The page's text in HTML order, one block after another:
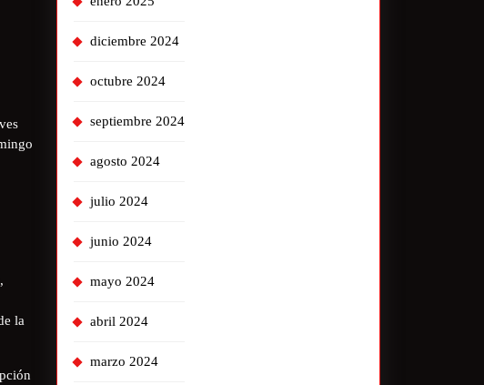
,
la
diciembre 2024
octubre 2024
septiembre 2024
agosto 2024
julio 2024
junio 2024
mayo 2024
abril 2024
marzo 2024